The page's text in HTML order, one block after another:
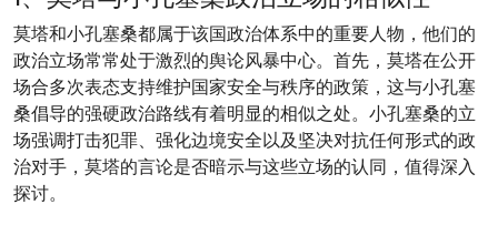
莫塔和小孔塞桑都属于该国政治体系中的重要人物，他们的
政治立场常常处于激烈的舆论风暴中心。首先，莫塔在公开
场合多次表态支持维护国家安全与秩序的政策，这与小孔塞
桑倡导的强硬政治路线有着明显的相似之处。小孔塞桑的立
场强调打击犯罪、强化边境安全以及坚决对抗任何形式的政
治对手，莫塔的言论是否暗示与这些立场的认同，值得深入
探讨。